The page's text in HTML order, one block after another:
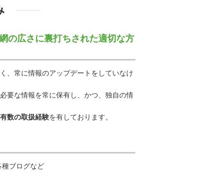
の広さに裏打ちされた適切な方
、常に情報のアップデートをしていなけ
要な情報を常に保有し、かつ、独自の情
数の取扱経験を有しております。
種ブログなど